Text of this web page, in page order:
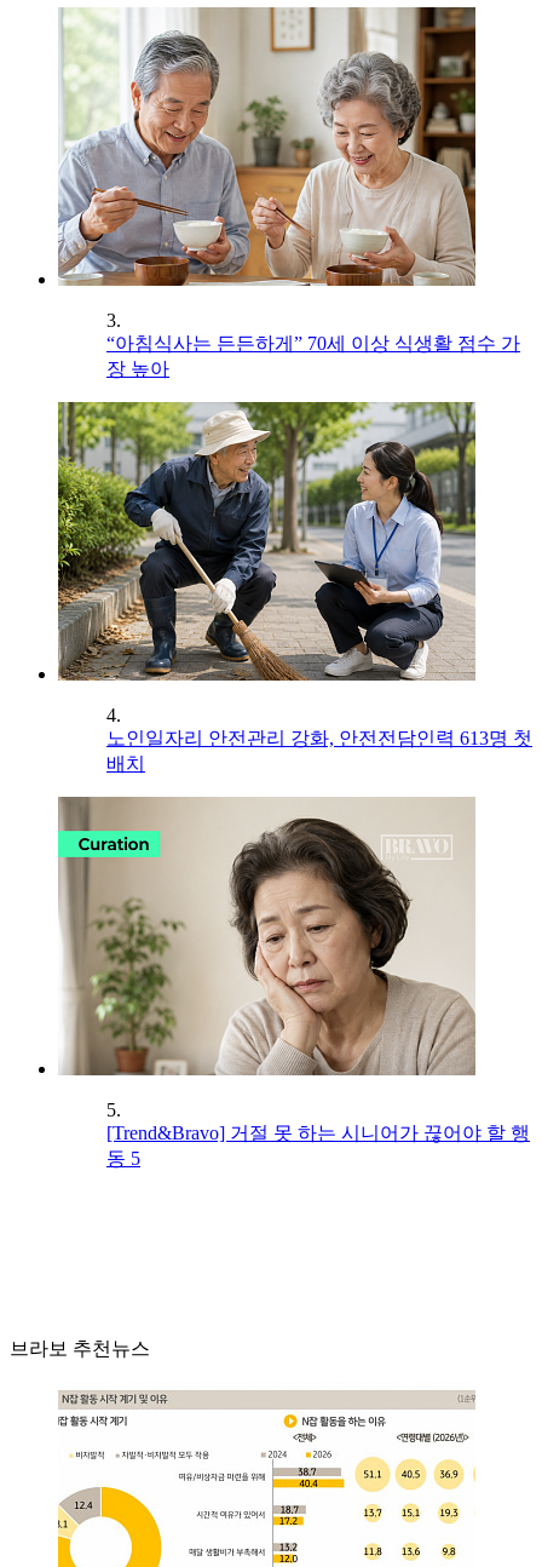
3.
“아침식사는 든든하게” 70세 이상 식생활 점수 가
장 높아
4.
노인일자리 안전관리 강화, 안전전담인력 613명 첫
배치
5.
[Trend&Bravo] 거절 못 하는 시니어가 끊어야 할 행
동 5
브라보 추천뉴스